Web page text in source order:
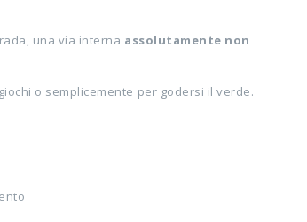
una via interna assolutamente non
o semplicemente per godersi il verde.